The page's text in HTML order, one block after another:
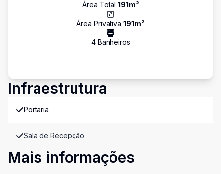
Área Total 191m²
Área Privativa 191m²
4Banheiros
Infraestrutura
Portaria
Sala de Recepção
Mais informações